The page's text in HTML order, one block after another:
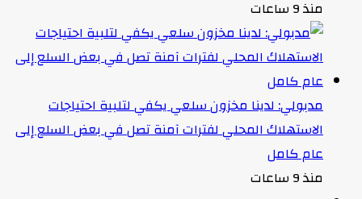
منذ 9 ساعات
مدبولي: لدينا مخزون سلعي يكفي لتلبية احتياجات
الاستهلاك المحلي لفترات آمنة تصل في بعض السلع إلى
عام كامل
منذ 9 ساعات